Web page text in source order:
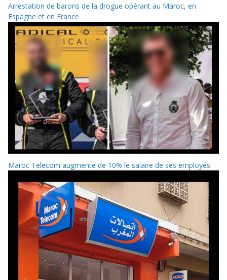
Arrestation de barons de la drogue opérant au Maroc, en
Espagne et en France
Maroc Telecom augmente de 10% le salaire de ses employés